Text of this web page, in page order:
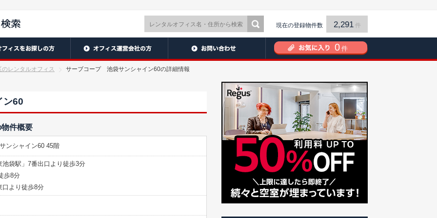
現在の登録物件数 2,291 件
0 件
のレンタルオフィス サーブコープ 池袋サンシャイン60の詳細情報
ン60
件概要
ンシャイン60 45階
袋駅」7番出口より徒歩3分
歩8分
口より徒歩8分